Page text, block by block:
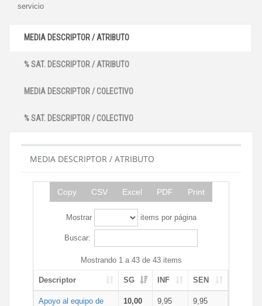
servicio
MEDIA DESCRIPTOR / ATRIBUTO
% SAT. DESCRIPTOR / ATRIBUTO
MEDIA DESCRIPTOR / COLECTIVO
% SAT. DESCRIPTOR / COLECTIVO
MEDIA DESCRIPTOR / ATRIBUTO
Copy CSV Excel PDF Print
Mostrar items por página
Buscar:
Mostrando 1 a 43 de 43 items
Descriptor SG INF SEN
Apoyo al equipo de
10,00 9,95 9,95